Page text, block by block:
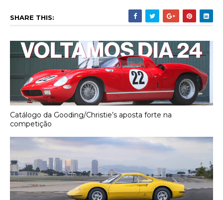
SHARE THIS:
Catálogo da Gooding/Christie’s aposta forte na
competição